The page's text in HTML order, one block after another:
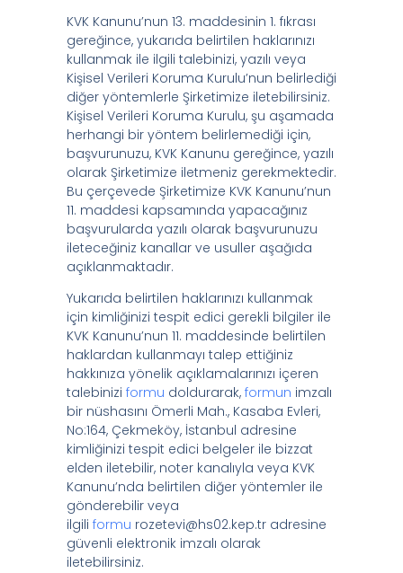
KVK Kanunu’nun 13. maddesinin 1. fıkrası
gereğince, yukarıda belirtilen haklarınızı
kullanmak ile ilgili talebinizi, yazılı veya
Kişisel Verileri Koruma Kurulu’nun belirlediği
diğer yöntemlerle Şirketimize iletebilirsiniz.
Kişisel Verileri Koruma Kurulu, şu aşamada
herhangi bir yöntem belirlemediği için,
başvurunuzu, KVK Kanunu gereğince, yazılı
olarak Şirketimize iletmeniz gerekmektedir.
Bu çerçevede Şirketimize KVK Kanunu’nun
11. maddesi kapsamında yapacağınız
başvurularda yazılı olarak başvurunuzu
ileteceğiniz kanallar ve usuller aşağıda
açıklanmaktadır.
Yukarıda belirtilen haklarınızı kullanmak
için kimliğinizi tespit edici gerekli bilgiler ile
KVK Kanunu’nun 11. maddesinde belirtilen
haklardan kullanmayı talep ettiğiniz
hakkınıza yönelik açıklamalarınızı içeren
talebinizi formu doldurarak, formun imzalı
bir nüshasını Ömerli Mah., Kasaba Evleri,
No:164, Çekmeköy, İstanbul adresine
kimliğinizi tespit edici belgeler ile bizzat
elden iletebilir, noter kanalıyla veya KVK
Kanunu’nda belirtilen diğer yöntemler ile
gönderebilir veya
ilgili formu rozetevi@hs02.kep.tr adresine
güvenli elektronik imzalı olarak
iletebilirsiniz.